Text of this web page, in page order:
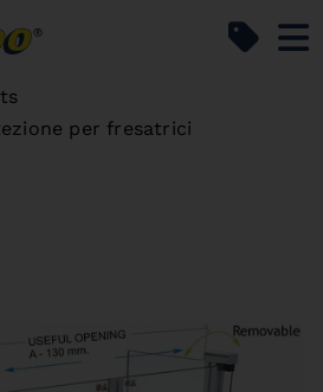
per fresatrici